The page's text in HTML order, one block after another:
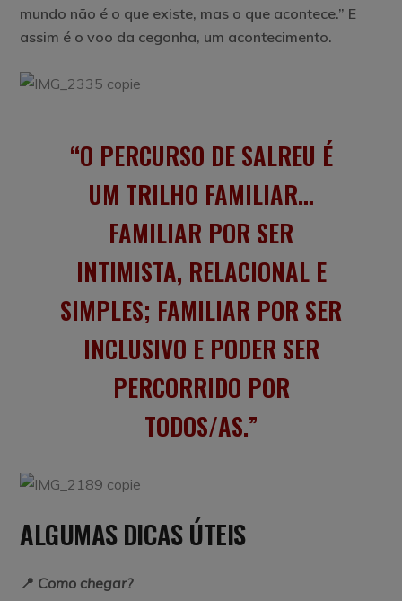
mundo não é o que existe, mas o que acontece.” E
assim é o voo da cegonha, um acontecimento.
O PERCURSO DE SALREU É
UM TRILHO FAMILIAR…
FAMILIAR POR SER
INTIMISTA, RELACIONAL E
SIMPLES; FAMILIAR POR SER
INCLUSIVO E PODER SER
PERCORRIDO POR
TODOS/AS.
ALGUMAS DICAS ÚTEIS
📍 Como chegar?